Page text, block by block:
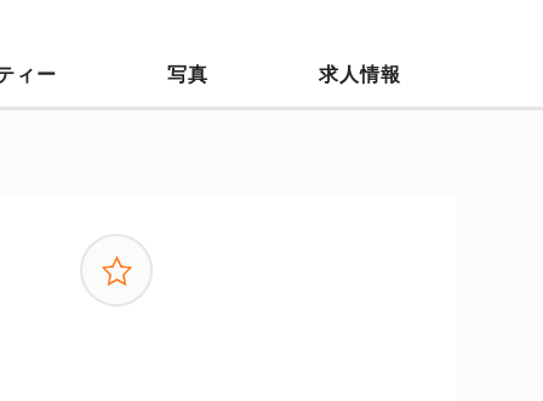
ィー 写真 求人情報